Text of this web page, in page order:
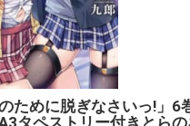
のために脱ぎなさいっ!」6